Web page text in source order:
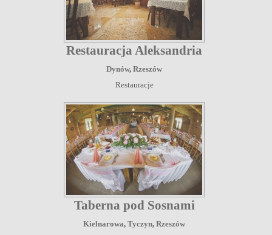
Restauracja Aleksandria
Dynów, Rzeszów
Restauracje
Taberna pod Sosnami
Kielnarowa, Tyczyn, Rzeszów